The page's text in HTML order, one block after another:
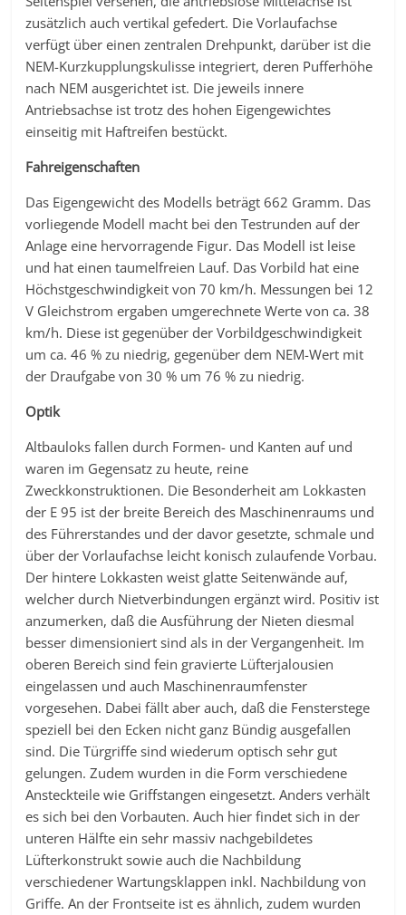
zusätzlich auch vertikal gefedert. Die Vorlaufachse
verfügt über einen zentralen Drehpunkt, darüber ist die
NEM-Kurzkupplungskulisse integriert, deren Pufferhöhe
nach NEM ausgerichtet ist. Die jeweils innere
Antriebsachse ist trotz des hohen Eigengewichtes
einseitig mit Haftreifen bestückt.
Fahreigenschaften
Das Eigengewicht des Modells beträgt 662 Gramm. Das
vorliegende Modell macht bei den Testrunden auf der
Anlage eine hervorragende Figur. Das Modell ist leise
und hat einen taumelfreien Lauf. Das Vorbild hat eine
Höchstgeschwindigkeit von 70 km/h. Messungen bei 12
V Gleichstrom ergaben umgerechnete Werte von ca. 38
km/h. Diese ist gegenüber der Vorbildgeschwindigkeit
um ca. 46 % zu niedrig, gegenüber dem NEM-Wert mit
der Draufgabe von 30 % um 76 % zu niedrig.
Optik
Altbauloks fallen durch Formen- und Kanten auf und
waren im Gegensatz zu heute, reine
Zweckkonstruktionen. Die Besonderheit am Lokkasten
der E 95 ist der breite Bereich des Maschinenraums und
des Führerstandes und der davor gesetzte, schmale und
über der Vorlaufachse leicht konisch zulaufende Vorbau.
Der hintere Lokkasten weist glatte Seitenwände auf,
welcher durch Nietverbindungen ergänzt wird. Positiv ist
anzumerken, daß die Ausführung der Nieten diesmal
besser dimensioniert sind als in der Vergangenheit. Im
oberen Bereich sind fein gravierte Lüfterjalousien
eingelassen und auch Maschinenraumfenster
vorgesehen. Dabei fällt aber auch, daß die Fensterstege
speziell bei den Ecken nicht ganz Bündig ausgefallen
sind. Die Türgriffe sind wiederum optisch sehr gut
gelungen. Zudem wurden in die Form verschiedene
Ansteckteile wie Griffstangen eingesetzt. Anders verhält
es sich bei den Vorbauten. Auch hier findet sich in der
unteren Hälfte ein sehr massiv nachgebildetes
Lüfterkonstrukt sowie auch die Nachbildung
verschiedener Wartungsklappen inkl. Nachbildung von
Griffe. An der Frontseite ist es ähnlich, zudem wurden